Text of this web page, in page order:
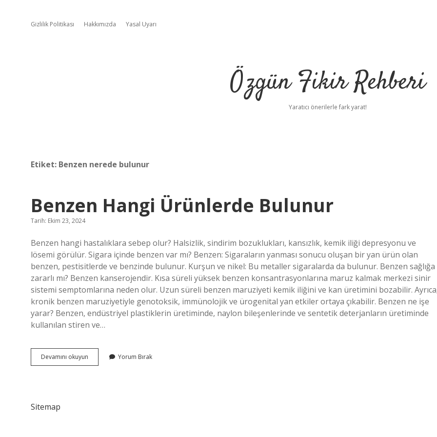
Gizlilik Politikası Hakkımızda Yasal Uyarı
Özgün Fikir Rehberi
Yaratıcı önerilerle fark yarat!
Etiket: Benzen nerede bulunur
Benzen Hangi Ürünlerde Bulunur
Tarih: Ekim 23, 2024
Benzen hangi hastalıklara sebep olur? Halsizlik, sindirim bozuklukları, kansızlık, kemik iliği depresyonu ve
lösemi görülür. Sigara içinde benzen var mı? Benzen: Sigaraların yanması sonucu oluşan bir yan ürün olan
benzen, pestisitlerde ve benzinde bulunur. Kurşun ve nikel: Bu metaller sigaralarda da bulunur. Benzen sağlığa
zararlı mı? Benzen kanserojendir. Kısa süreli yüksek benzen konsantrasyonlarına maruz kalmak merkezi sinir
sistemi semptomlarına neden olur. Uzun süreli benzen maruziyeti kemik iliğini ve kan üretimini bozabilir.
kronik benzen maruziyetiyle genotoksik, immünolojik ve ürogenital yan etkiler ortaya çıkabilir. Benzen ne işe
yarar? Benzen, endüstriyel plastiklerin üretiminde, naylon bileşenlerinde ve sentetik deterjanların üretiminde
kullanılan stiren ve…
Devamını okuyun
Hangi
Yorum Bırak
Sitemap